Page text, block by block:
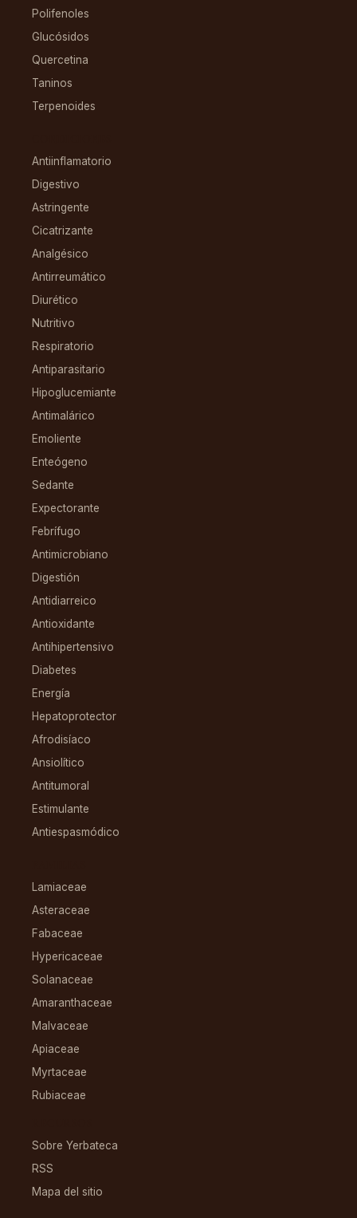
Polifenoles
Glucósidos
Quercetina
Taninos
Terpenoides
Antiinflamatorio
Digestivo
Astringente
Cicatrizante
Analgésico
Antirreumático
Diurético
Nutritivo
Respiratorio
Antiparasitario
Hipoglucemiante
Antimalárico
Emoliente
Enteógeno
Sedante
Expectorante
Febrífugo
Antimicrobiano
Digestión
Antidiarreico
Antioxidante
Antihipertensivo
Diabetes
Energía
Hepatoprotector
Afrodisíaco
Ansiolítico
Antitumoral
Estimulante
Antiespasmódico
Lamiaceae
Asteraceae
Fabaceae
Hypericaceae
Solanaceae
Amaranthaceae
Malvaceae
Apiaceae
Myrtaceae
Rubiaceae
Sobre Yerbateca
RSS
Mapa del sitio